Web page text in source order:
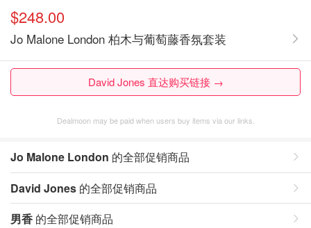
$248.00
Jo Malone London 柏木与葡萄藤香氛套装
David Jones 直达购买链接 →
Dealmoon may be paid when users buy items via our links.
Jo Malone London 的全部促销商品
David Jones 的全部促销商品
男香 的全部促销商品